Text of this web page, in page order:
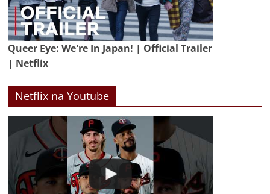
Queer Eye: We're In Japan! | Official Trailer
| Netflix
Netflix na Youtube